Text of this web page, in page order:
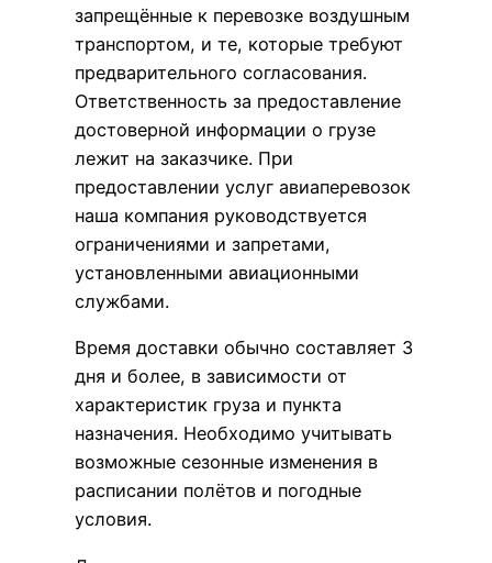
запрещённые к перевозке воздушным
транспортом, и те, которые требуют
предварительного согласования.
Ответственность за предоставление
достоверной информации о грузе
лежит на заказчике. При
предоставлении услуг авиаперевозок
наша компания руководствуется
ограничениями и запретами,
установленными авиационными
службами.
Время доставки обычно составляет 3
дня и более, в зависимости от
характеристик груза и пункта
назначения. Необходимо учитывать
возможные сезонные изменения в
расписании полётов и погодные
условия.